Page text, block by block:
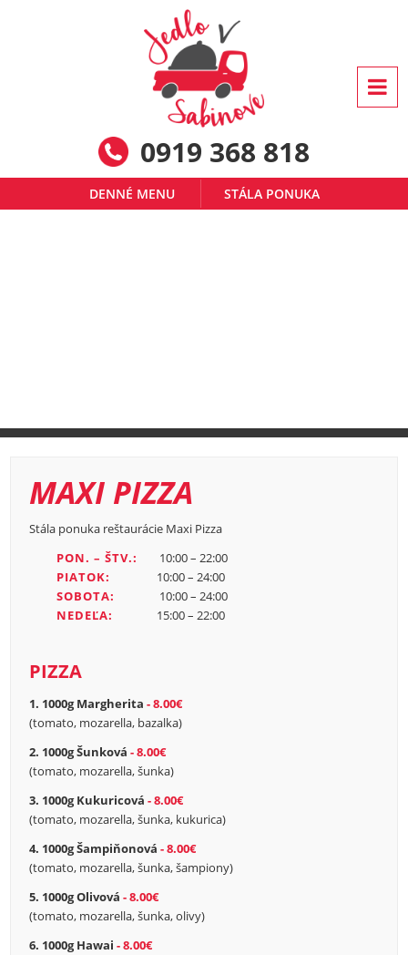
0919 368 818
DENNÉ MENU STÁLA PONUKA
MAXI PIZZA
Stála ponuka reštaurácie Maxi Pizza
PON. – ŠTV.:
10:00 – 22:00
PIATOK:
10:00 – 24:00
SOBOTA:
10:00 – 24:00
NEDEĽA:
15:00 – 22:00
PIZZA
1. 1000g Margherita
8.00€
(tomato, mozarella, bazalka)
2. 1000g Šunková
8.00€
(tomato, mozarella, šunka)
3. 1000g Kukuricová
8.00€
(tomato, mozarella, šunka, kukurica)
4. 1000g Šampiňonová
8.00€
(tomato, mozarella, šunka, šampiony)
5. 1000g Olivová
8.00€
(tomato, mozarella, šunka, olivy)
6. 1000g Hawai
8.00€